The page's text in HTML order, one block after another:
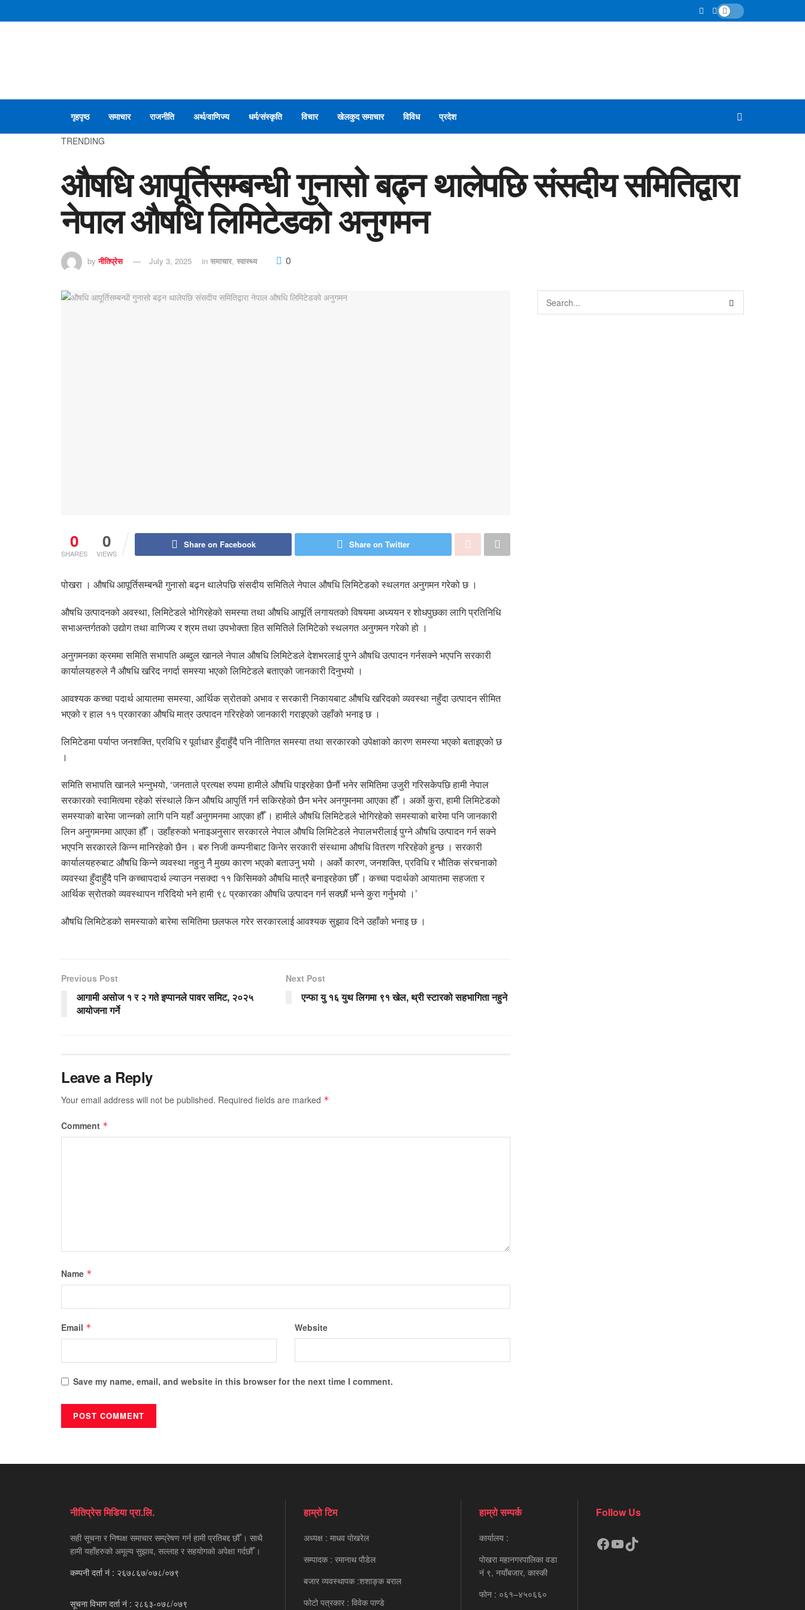
गृहपृष्ठ समाचार राजनीति अर्थ/वाणिज्य धर्म/संस्कृति विचार खेलकुद समाचार विविध प्रदेश
TRENDING
औषधि आपूर्तिसम्बन्धी गुनासो बढ्न थालेपछि संसदीय समितिद्वारा
नेपाल औषधि लिमिटेडको अनुगमन
by नीतिप्रेस July 3, 2025 in समाचार, स्वास्थ्य 0
0
SHARES
0
VIEWS
Share on Facebook Share on Twitter
पोखरा । औषधि आपूर्तिसम्बन्धी गुनासो बढ्न थालेपछि संसदीय समितिले नेपाल औषधि लिमिटेडको स्थलगत अनुगमन गरेको छ ।
औषधि उत्पादनको अवस्था, लिमिटेडले भोगिरहेको समस्या तथा औषधि आपूर्ति लगायतको विषयमा अध्ययन र शोधपुछका लागि प्रतिनिधि
सभाअन्तर्गतको उद्योग तथा वाणिज्य र श्रम तथा उपभोक्ता हित समितिले लिमिटेको स्थलगत अनुगमन गरेको हो ।
अनुगमनका क्रममा समिति सभापति अब्दुल खानले नेपाल औषधि लिमिटेडले देशभरलाई पुग्ने औषधि उत्पादन गर्नसक्ने भएपनि सरकारी
कार्यालयहरुले नै औषधि खरिद नगर्दा समस्या भएको लिमिटेडले बताएको जानकारी दिनुभयो ।
आवश्यक कच्चा पदार्थ आयातमा समस्या, आर्थिक स्रोतको अभाव र सरकारी निकायबाट औषधि खरिदको व्यवस्था नहुँदा उत्पादन सीमित
भएको र हाल ११ प्रकारका औषधि मात्र उत्पादन गरिरहेको जानकारी गराइएको उहाँको भनाइ छ ।
लिमिटेडमा पर्याप्त जनशक्ति, प्रविधि र पूर्वाधार हुँदाहुँदै पनि नीतिगत समस्या तथा सरकारको उपेक्षाको कारण समस्या भएको बताइएको छ
।
समिति सभापति खानले भन्नुभयो, ‘जनताले प्रत्यक्ष रुपमा हामीले औषधि पाइरहेका छैनौं भनेर समितिमा उजुरी गरिसकेपछि हामी नेपाल
सरकारको स्वामित्वमा रहेको संस्थाले किन औषधि आपुर्ति गर्न सकिरहेको छैन भनेर अनगुमनमा आएका हौँ । अर्को कुरा, हामी लिमिटेडको
समस्याको बारेमा जान्नको लागि पनि यहाँ अनुगमनमा आएका हौँ । हामीले औषधि लिमिटेडले भोगिरहेको समस्याको बारेमा पनि जानकारी
लिन अनुगमनमा आएका हौँ । उहाँहरुको भनाइअनुसार सरकारले नेपाल औषधि लिमिटेडले नेपालभरीलाई पुग्ने औषधि उत्पादन गर्न सक्ने
भएपनि सरकारले किन्न मानिरहेको छैन । बरु निजी कम्पनीबाट किनेर सरकारी संस्थामा औषधि वितरण गरिरहेको हुन्छ । सरकारी
कार्यालयहरुबाट औषधि किन्ने व्यवस्था नहुनु नै मुख्य कारण भएको बताउनु भयो । अर्को कारण, जनशक्ति, प्रविधि र भौतिक संरचनाको
व्यवस्था हुँदाहुँदै पनि कच्चापदार्थ ल्याउन नसक्दा ११ किसिमको औषधि मात्रै बनाइरहेका छौँ । कच्चा पदार्थको आयातमा सहजता र
आर्थिक स्रोतको व्यवस्थापन गरिदियो भने हामी ९८ प्रकारका औषधि उत्पादन गर्न सक्छौं भन्ने कुरा गर्नुभयो ।’
औषधि लिमिटेडको समस्याको बारेमा समितिमा छलफल गरेर सरकारलाई आवश्यक सुझाव दिने उहाँको भनाइ छ ।
Previous Post
आगामी असोज १ र २ गते इप्पानले पावर समिट, २०२५
आयोजना गर्ने
Next Post
एन्फा यु १६ युथ लिगमा ९१ खेल, थ्री स्टारको सहभागिता नहुने
Leave a Reply
Your email address will not be published. Required fields are marked *
Comment *
Name *
Email * Website
Save my name, email, and website in this browser for the next time I comment.
नीतिप्रेस मिडिया प्रा.लि.
सही सूचना र निष्पक्ष समाचार सम्प्रेषण गर्न हामी प्रतिबद्द छौँ । साथै
हामी यहाँहरुको अमूल्य सुझाव, सल्लाह र सहयोगको अपेक्षा गर्दछौँ ।
कम्पनी दर्ता नं : २६७८६७/०७८/०७९
सूचना विभाग दर्ता नं : २८६३-०७८/०७९
हाम्रो टिम
अध्यक्ष : माधव पाेखरेल
सम्पादक : रमानाथ पाैडेल
बजार व्यवस्थापक :शशाङ्क बराल
फोटो पत्रकार : विवेक पाण्डे
हाम्रो सम्पर्क
कार्यालय :
पाेखरा महानगरपालिका वडा
नं ९, नयाँबजार, कास्की
फाेन : ०६१–४५०६६०
Follow Us
Facebook
YouTube
TikTok